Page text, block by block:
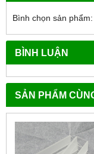
Bình chọn sản phẩm:
BÌNH LUẬN
SẢN PHẨM